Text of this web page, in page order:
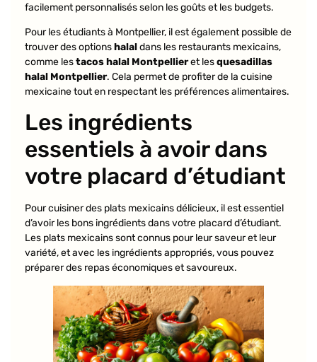
facilement personnalisés selon les goûts et les budgets.
Pour les étudiants à Montpellier, il est également possible de
trouver des optionshalaldans les restaurants mexicains,
comme lestacos halal Montpellieret lesquesadillas
halal Montpellier. Cela permet de profiter de la cuisine
mexicaine tout en respectant les préférences alimentaires.
Les ingrédients
essentiels à avoir dans
votre placard d’étudiant
Pour cuisiner des plats mexicains délicieux, il est essentiel
d’avoir les bons ingrédients dans votre placard d’étudiant.
Les plats mexicains sont connus pour leur saveur et leur
variété, et avec les ingrédients appropriés, vous pouvez
préparer des repas économiques et savoureux.